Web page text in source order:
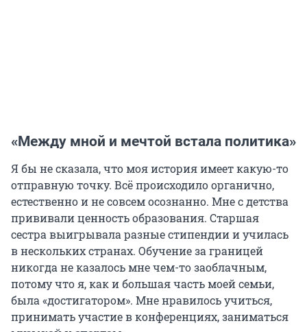
«Между мной и мечтой встала политика»
Я бы не сказала, что моя история имеет какую-то
отправную точку. Всё происходило органично,
естественно и не совсем осознанно. Мне с детства
прививали ценность образования. Старшая
сестра выигрывала разные стипендии и училась
в нескольких странах. Обучение за границей
никогда не казалось мне чем-то заоблачным,
потому что я, как и большая часть моей семьи,
была «достигатором». Мне нравилось учиться,
принимать участие в конференциях, заниматься